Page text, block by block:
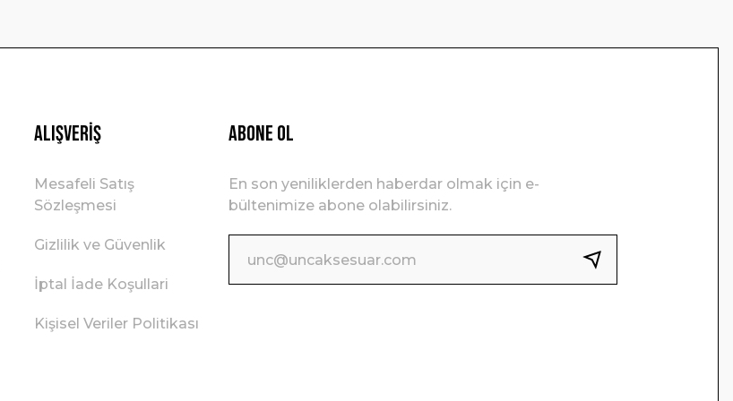
Alışveriş
Mesafeli Satış
Sözleşmesi
Gizlilik ve Güvenlik
İptal İade Koşullari
Kişisel Veriler Politikası
ABONE OL
En son yeniliklerden haberdar olmak için e-
bültenimize abone olabilirsiniz.